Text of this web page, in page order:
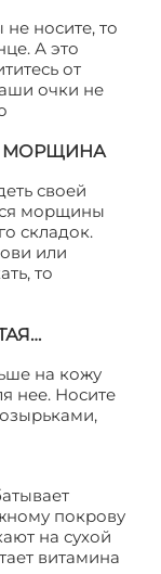
носите, то
А это
от
очки не
МОРЩИНА
своей
морщины
складок.
или
то
на кожу
нее. Носите
покрову
на сухой
витамина